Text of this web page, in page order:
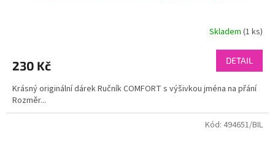
Skladem (1 ks)
230 Kč DETAIL
Krásný originální dárek Ručník COMFORT s výšivkou jména na přání
Rozměr...
Kód: 494651/BIL